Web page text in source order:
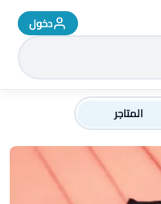
دخول
المتاجر